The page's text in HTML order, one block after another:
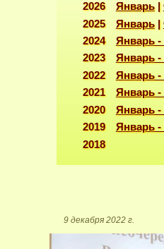
2026 Январь|
2025 Январь|
2024 Январь -
2023 Январь -
2022 Январь -
2021 Январь -
2020 Январь -
2019 Январь -
9 декабря 2022 г.